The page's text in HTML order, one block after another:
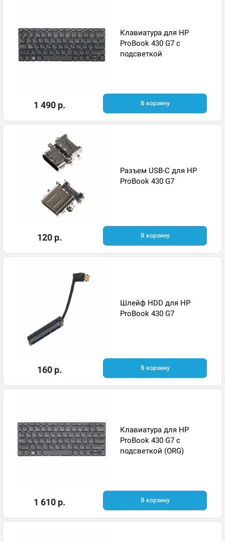
Клавиатура для HP
ProBook 430 G7 с
подсветкой
1 490 р. В корзину
Разъем USB-C для HP
ProBook 430 G7
120 р. В корзину
Шлейф HDD для HP
ProBook 430 G7
160 р. В корзину
Клавиатура для HP
ProBook 430 G7 с
подсветкой (ORG)
1 610 р. В корзину